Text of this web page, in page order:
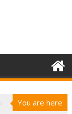
You are here